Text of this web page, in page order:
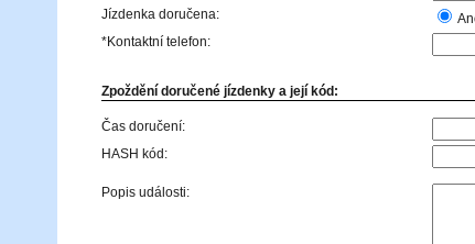
Jízdenka doručena:
*Kontaktní telefon:
Zpoždění doručené jízdenky a její kód:
Čas doručení:
HASH kód:
Popis události: